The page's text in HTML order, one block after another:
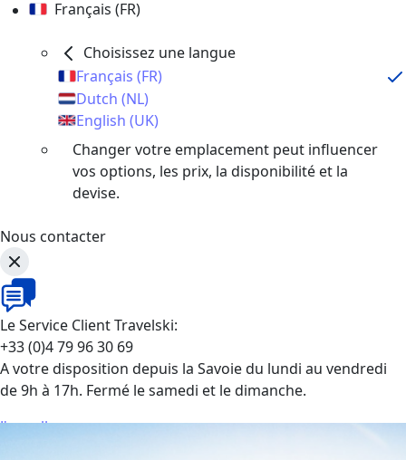
Français (FR)
Choisissez une langue
Français (FR)
Dutch (NL)
English (UK)
Changer votre emplacement peut influencer
vos options, les prix, la disponibilité et la
devise.
Nous contacter
Le Service Client Travelski:
+33 (0)4 79 96 30 69
A votre disposition depuis la Savoie du lundi au vendredi
de 9h à 17h. Fermé le samedi et le dimanche.
J'appelle